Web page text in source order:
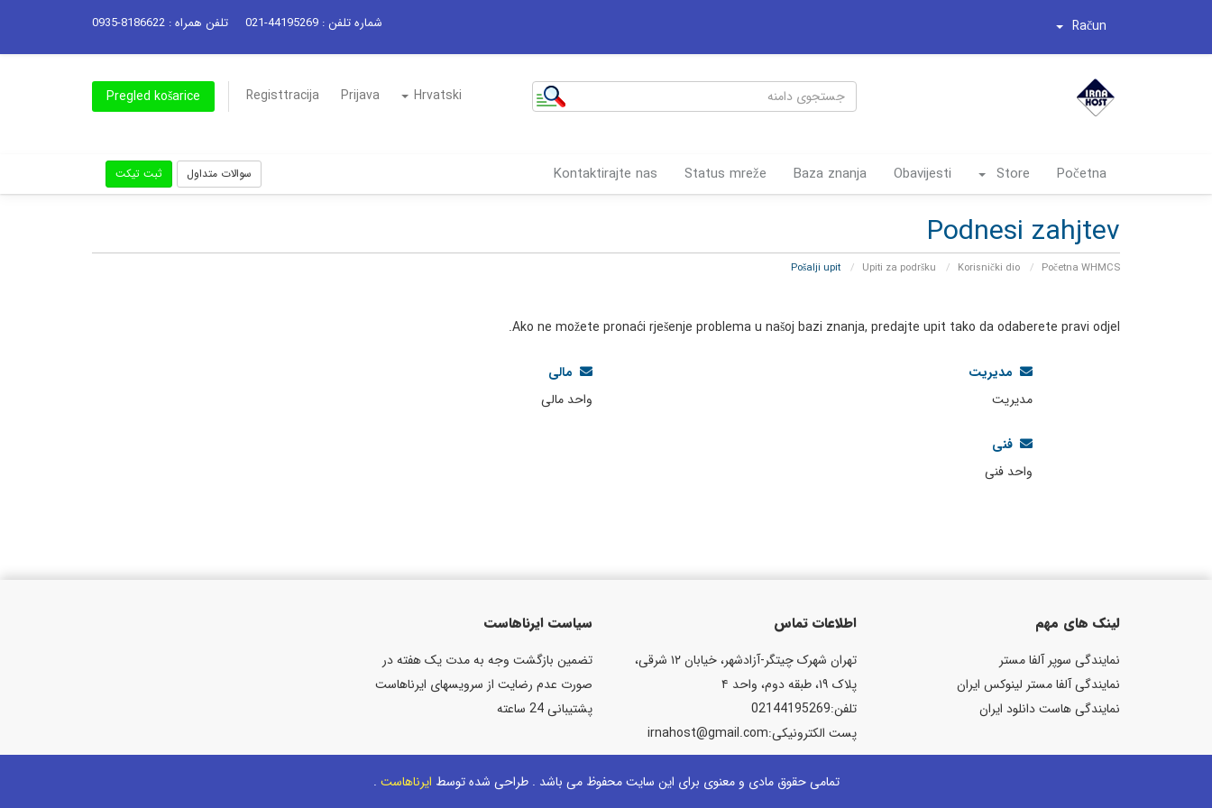
Račun شماره تلفن : 44195269-021 تلفن همراه : 8186622-0935
Hrvatski
Prijava
Registtracija
Pregled košarice
Početna
Store
Obavijesti
Baza znanja
Status mreže
Kontaktirajte nas سوالات متداول ثبت تیکت
Podnesi zahjtev
Početna WHMCS
Korisnički dio
Upiti za podršku
Ako ne možete pronaći rješenje problema u našoj bazi znanja, predajte upit tako da odaberete pravi odjel.
مدیریت
مدیریت
مالی
واحد مالی
فنی
واحد فنی
لینک های مهم
نمایندگی سوپر آلفا مستر
نمایندگی آلفا مستر لینوکس ایران
نمایندگی هاست دانلود ایران
اطلاعات تماس
تهران شهرک چیتگر-آزادشهر، خیابان ۱۲ شرقی،
پلاک ۱۹، طبقه دوم، واحد ۴
تلفن:02144195269
پست الكترونیكی:irnahost@gmail.com
سیاست ایرناهاست
تضمین بازگشت وجه به مدت یک هفته در
صورت عدم رضایت از سرویسهای ایرناهاست
پشتیبانی 24 ساعته
تمامی حقوق مادی و معنوی برای این سایت محفوظ می باشد . طراحی شده توسط ایرناهاست .